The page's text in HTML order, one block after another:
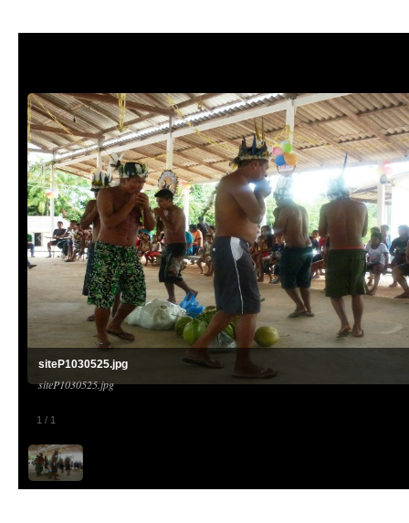
1 / 1
siteP1030525.jpg
siteP1030525.jpg